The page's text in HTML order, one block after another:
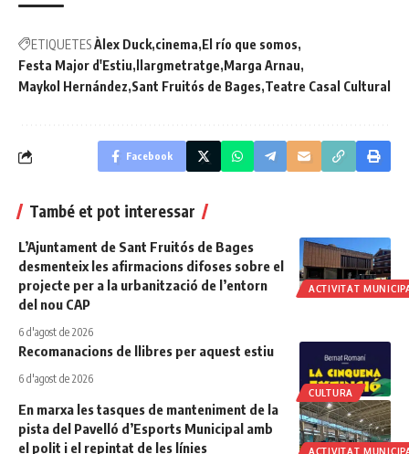
ETIQUETESÀlex Duck cinema El río que somos
Festa Major d'Estiu
llargmetratge Marga Arnau
Maykol Hernández Sant Fruitós de Bages Teatre Casal Cultural
Facebook
També et pot interessar
ACTIVITAT
L’Ajuntament de Sant Fruitós de Bages
desmenteix les afirmacions difoses sobre el
projecte per a la urbanització de l’entorn
del nou CAP
6 d'agost de 2026
CULTURA
Recomanacions de llibres per aquest estiu
6 d'agost de 2026
ACTIVITAT
En marxa les tasques de manteniment de la
pista del Pavelló d’Esports Municipal amb
el polit i el repintat de les línies